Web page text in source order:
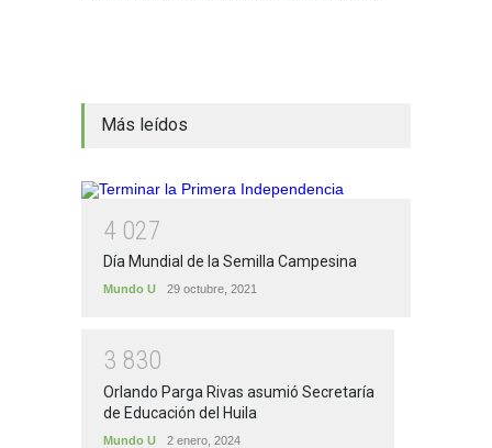
Más leídos
4 027
Día Mundial de la Semilla Campesina
Mundo U 29 octubre, 2021
3 830
Orlando Parga Rivas asumió Secretaría
de Educación del Huila
Mundo U 2 enero, 2024